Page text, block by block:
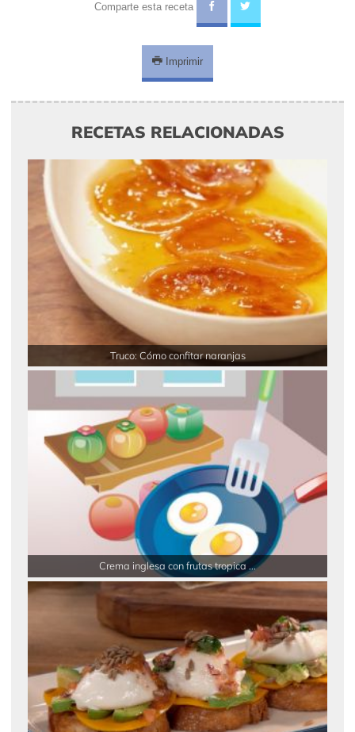
Comparte esta receta
Imprimir
RECETAS RELACIONADAS
Truco: Cómo confitar naranjas
Crema inglesa con frutas tropica ...